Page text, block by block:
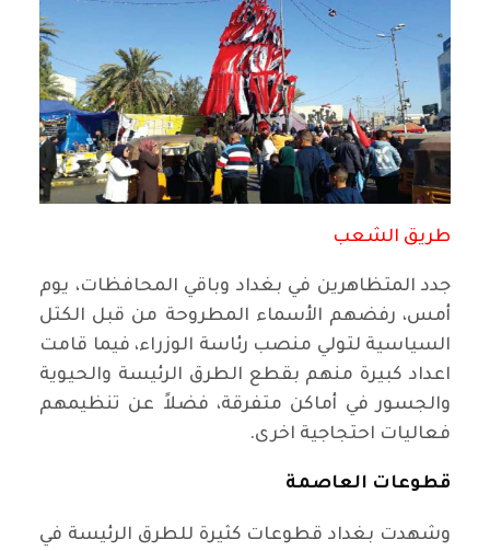
طريق الشعب
جدد المتظاهرين في بغداد وباقي المحافظات، يوم
أمس، رفضهم الأسماء المطروحة من قبل الكتل
السياسية لتولي منصب رئاسة الوزراء، فيما قامت
اعداد كبيرة منهم بقطع الطرق الرئيسة والحيوية
والجسور في أماكن متفرقة، فضلاً عن تنظيمهم
فعاليات احتجاجية اخرى.
قطوعات العاصمة
وشهدت بغداد قطوعات كثيرة للطرق الرئيسة في